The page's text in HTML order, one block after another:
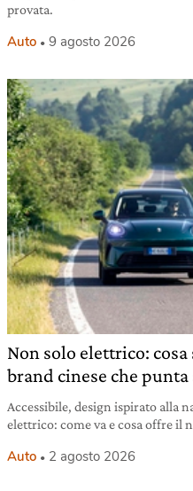
provata.
Auto 9 agosto 2026
Non solo elettrico:
brand cinese che
Accessibile, design ispirato alla
elettrico: come va e cosa offre il
Auto 2 agosto 2026